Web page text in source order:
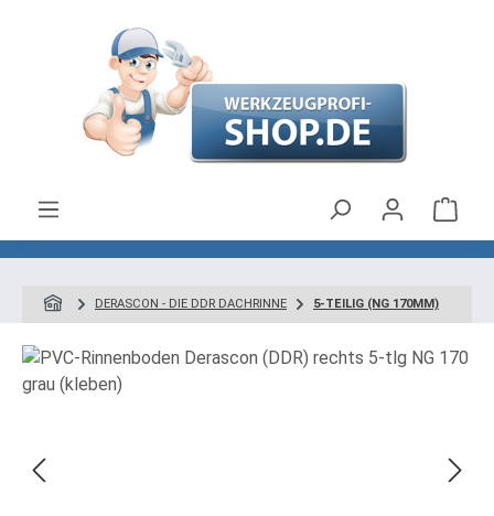
Zum Hauptinhalt springen
DERASCON - DIE DDR DACHRINNE 5-TEILIG (NG 170MM)
Bildergalerie überspringen